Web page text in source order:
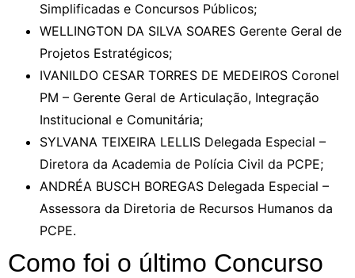
Simplificadas e Concursos Públicos;
WELLINGTON DA SILVA SOARES Gerente Geral de
Projetos Estratégicos;
IVANILDO CESAR TORRES DE MEDEIROS Coronel
PM – Gerente Geral de Articulação, Integração
Institucional e Comunitária;
SYLVANA TEIXEIRA LELLIS Delegada Especial –
Diretora da Academia de Polícia Civil da PCPE;
ANDRÉA BUSCH BOREGAS Delegada Especial –
Assessora da Diretoria de Recursos Humanos da
PCPE.
Como foi o último Concurso